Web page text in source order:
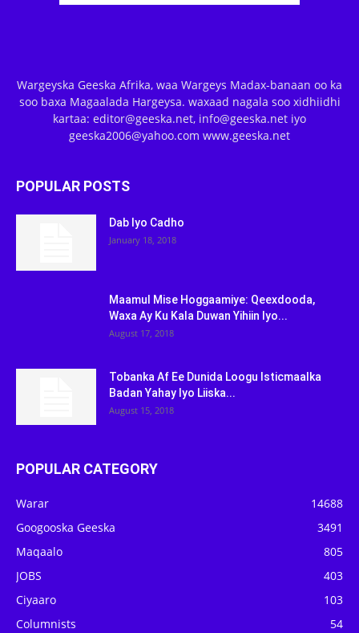
Wargeyska Geeska Afrika, waa Wargeys Madax-banaan oo ka
soo baxa Magaalada Hargeysa. waxaad nagala soo xidhiidhi
kartaa: editor@geeska.net, info@geeska.net iyo
geeska2006@yahoo.com www.geeska.net
POPULAR POSTS
Dab Iyo Cadho
January 18, 2018
Maamul Mise Hoggaamiye: Qeexdooda,
Waxa Ay Ku Kala Duwan Yihiin Iyo...
August 17, 2018
Tobanka Af Ee Dunida Loogu Isticmaalka
Badan Yahay Iyo Liiska...
August 15, 2018
POPULAR CATEGORY
Warar
14688
Googooska Geeska
3491
Maqaalo
805
JOBS
403
Ciyaaro
103
Columnists
54